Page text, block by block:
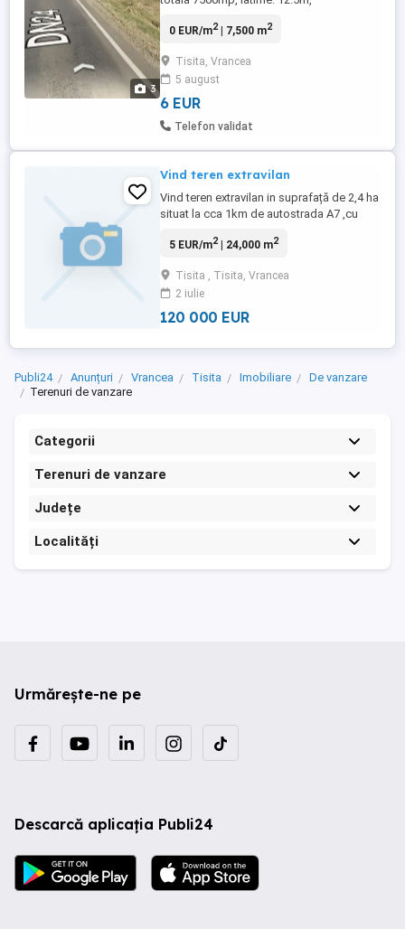
3
principala, care leaga Tisita de Doaga.
Coordonate: 45.843722, 27.236833. Pret 6E
mp, usor negociabil!
0 EUR/m2| 7,500 m2
Tisita, Vrancea
5 august
6 EUR
Telefon validat
Vind teren extravilan
Vind teren extravilan in suprafață de 2,4 ha
situat la cca 1km de autostrada A7 ,cu
pietruit de servitute paralel cu lungimea
rețeaua de energie electrica Prețul pe
metrul patrat este de 5,5 euro ușor
negociabil Pentru ...
5 EUR/m2| 24,000 m2
Tisita , Tisita, Vrancea
2 iulie
120 000 EUR
Publi24 Anunțuri Vrancea Tisita Imobiliare
De vanzare
Terenuri de vanzare
Categorii
Terenuri de vanzare
Județe
Localități
Urmărește-ne pe
Descarcă aplicația Publi24